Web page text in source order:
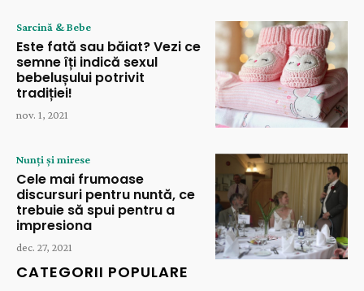
Sarcină & Bebe
Este fată sau băiat? Vezi ce
semne îți indică sexul
bebelușului potrivit
tradiției!
nov. 1, 2021
Nunți și mirese
Cele mai frumoase
discursuri pentru nuntă, ce
trebuie să spui pentru a
impresiona
dec. 27, 2021
CATEGORII POPULARE